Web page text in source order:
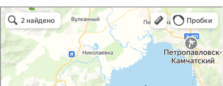
Снежная долина в Камчатском крае
Камчатский край